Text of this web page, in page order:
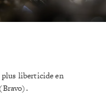
plus liberticide en